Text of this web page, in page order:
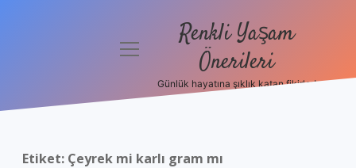
Politikası
menüyü
Renkli Yaşam
Önerileri
Günlük hayatına şıklık katan fikirler!
Etiket: Çeyrek mi karlı gram mı